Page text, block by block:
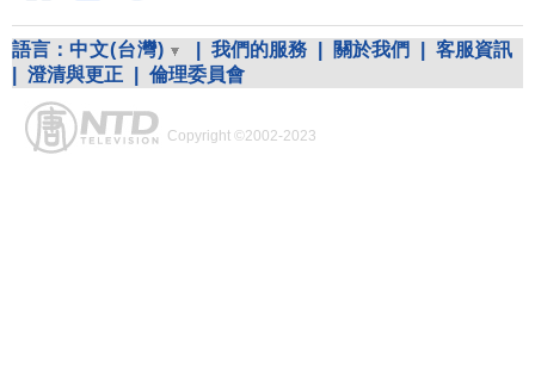
語言： 中文(台灣) 我們的服務 關於我們
客服資訊
澄清與更正 倫理委員會
Copyright ©2002-2023